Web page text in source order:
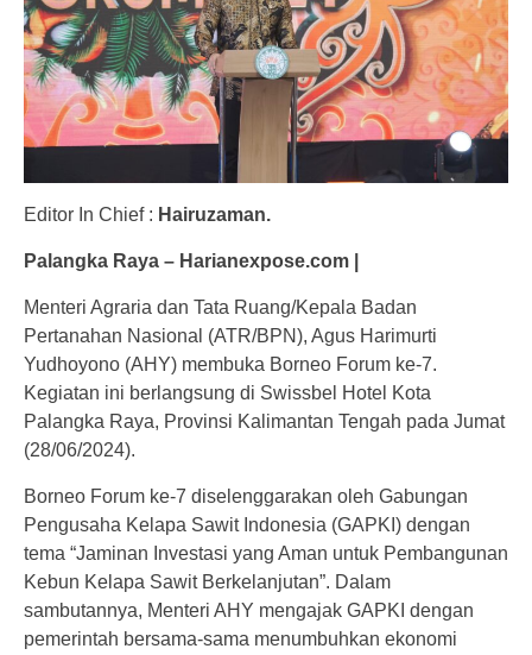
Editor In Chief : Hairuzaman.
Palangka Raya – Harianexpose.com |
Menteri Agraria dan Tata Ruang/Kepala Badan
Pertanahan Nasional (ATR/BPN), Agus Harimurti
Yudhoyono (AHY) membuka Borneo Forum ke-7.
Kegiatan ini berlangsung di Swissbel Hotel Kota
Palangka Raya, Provinsi Kalimantan Tengah pada Jumat
(28/06/2024).
Borneo Forum ke-7 diselenggarakan oleh Gabungan
Pengusaha Kelapa Sawit Indonesia (GAPKI) dengan
tema “Jaminan Investasi yang Aman untuk Pembangunan
Kebun Kelapa Sawit Berkelanjutan”. Dalam
sambutannya, Menteri AHY mengajak GAPKI dengan
pemerintah bersama-sama menumbuhkan ekonomi